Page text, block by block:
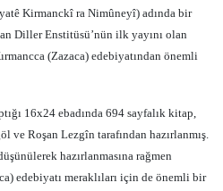
Kirmanckî ra Nimûneyî) adında bir
Diller Enstitüsü’nün ilk yayını olan
(Zazaca) edebiyatından önemli
16x24 ebadında 694 sayfalık kitap,
ve Roşan Lezgîn tarafından hazırlanmış.
hazırlanmasına rağmen
edebiyatı meraklıları için de önemli bir